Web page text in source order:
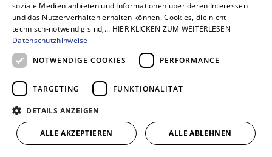
Daniela Vogel
Assistenz der Geschäftsleitung
info@hts-dresden.de
0351 4166549
soziale Medien anbieten und Informationen über deren Interessen
und das Nutzerverhalten erhalten können. Cookies, die nicht
technisch-notwendig sind,... HIER KLICKEN ZUM WEITERLESEN
Datenschutzhinweise
NOTWENDIGE COOKIES
PERFORMANCE
TARGETING FUNKTIONALITÄT
DETAILS ANZEIGEN
ALLE AKZEPTIEREN ALLE ABLEHNEN